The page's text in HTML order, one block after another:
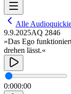
Alle
9.9.2025AQ 2846
»Das Ego
drehen lässt.«
0:000:00